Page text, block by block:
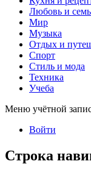
Любовь и
Мир
Музыка
Отдых и
Спорт
Стиль и мода
Техника
Учеба
Меню учётной
Войти
Строка